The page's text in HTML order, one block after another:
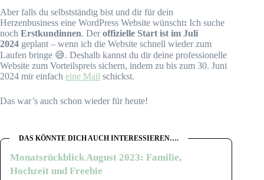
Aber falls du selbstständig bist und dir für dein
Herzenbusiness eine WordPress Website wünscht: Ich suche
noch Erstkundinnen. Deroffizielle Start ist im Juli
2024 geplant – wenn ich die Website schnell wieder zum
Laufen bringe 😅. Deshalb kannst du dir deine professionelle
Website zum Vorteilspreis sichern, indem zu bis zum 30. Juni
2024 mir einfach eine Mail schickst.
Das war’s auch schon wieder für heute!
DAS KÖNNTE DICH AUCH INTERESSIEREN….
Monatsrückblick August 2023: Familie,
Hochzeit und Freebie